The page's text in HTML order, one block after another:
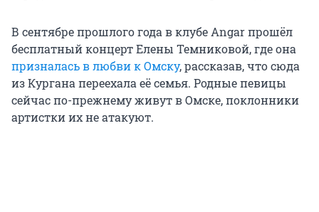
В сентябре прошлого года в клубе Angar прошёл
бесплатный концерт Елены Темниковой, где она
призналась в любви к Омску, рассказав, что сюда
из Кургана переехала её семья. Родные певицы
сейчас по-прежнему живут в Омске, поклонники
артистки их не атакуют.